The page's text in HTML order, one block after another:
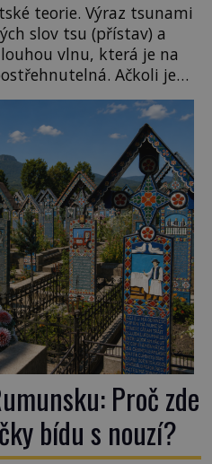
teorie. Výraz tsunami
slov tsu (přístav) a
vlnu, která je na
Ačkoli je
kilometrů, výška vlny
1,5 metru. Máme se
i v Evropě? Vznik
Proč zde
bídu s nouzí?